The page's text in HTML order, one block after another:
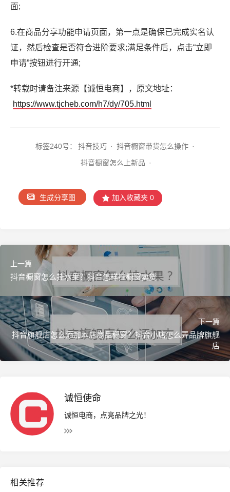
面;
6.在商品分享功能申请页面，第一点是确保已完成实名认
证，然后检查是否符合进阶要求;满足条件后，点击“立即
申请”按钮进行开通;
*转载时请备注来源【诚恒电商】，原文地址：
https://www.tjcheb.com/h7/dy/705.html
标签240号： 抖音技巧 · 抖音橱窗带货怎么操作 ·
抖音橱窗怎么上新品 ·
生成分享图 加入收藏夹 0
上一篇
抖音橱窗怎么挂水果？抖音怎样挂橱窗卖货
">
下一篇
抖音旗舰店怎么添加本店商品橱窗？抖音小店怎么弄品牌旗舰
店
诚恒使命
诚恒电商，点亮品牌之光！
相关推荐